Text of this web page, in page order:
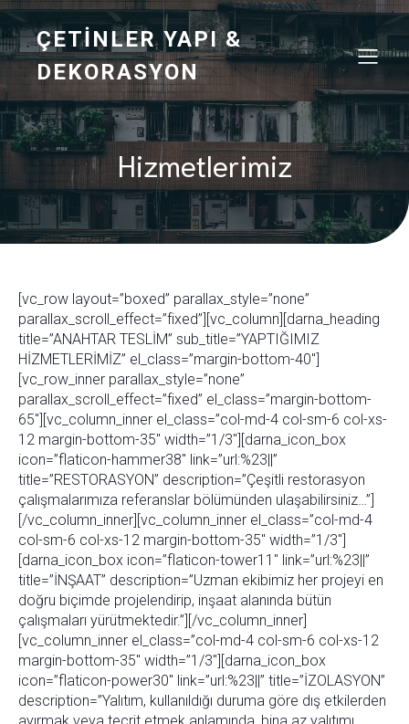
ÇETINLER YAPI &
DEKORASYON
Hizmetlerimiz
[vc_row layout=”boxed” parallax_style=”none”
parallax_scroll_effect=”fixed”][vc_column][darna_heading
title=”ANAHTAR TESLİM” sub_title=”YAPTIĞIMIZ
HİZMETLERİMİZ” el_class=”margin-bottom-40″]
[vc_row_inner parallax_style=”none”
parallax_scroll_effect=”fixed” el_class=”margin-bottom-
65″][vc_column_inner el_class=”col-md-4 col-sm-6 col-xs-
12 margin-bottom-35″ width=”1/3″][darna_icon_box
icon=”flaticon-hammer38″ link=”url:%23||”
title=”RESTORASYON” description=”Çeşitli restorasyon
çalışmalarımıza referanslar bölümünden ulaşabilirsiniz…”]
[/vc_column_inner][vc_column_inner el_class=”col-md-4
col-sm-6 col-xs-12 margin-bottom-35″ width=”1/3″]
[darna_icon_box icon=”flaticon-tower11″ link=”url:%23||”
title=”İNŞAAT” description=”Uzman ekibimiz her projeyi en
doğru biçimde projelendirip, inşaat alanında bütün
çalışmaları yürütmektedir.”][/vc_column_inner]
[vc_column_inner el_class=”col-md-4 col-sm-6 col-xs-12
margin-bottom-35″ width=”1/3″][darna_icon_box
icon=”flaticon-power30″ link=”url:%23||” title=”İZOLASYON”
description=”Yalıtım, kullanıldığı duruma göre dış etkilerden